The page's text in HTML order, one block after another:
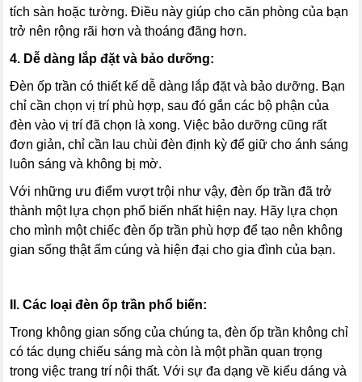
tích sàn hoặc tường. Điều này giúp cho căn phòng của bạn
trở nên rộng rãi hơn và thoáng đãng hơn.
4. Dễ dàng lắp đặt và bảo dưỡng:
Đèn ốp trần có thiết kế dễ dàng lắp đặt và bảo dưỡng. Bạn
chỉ cần chọn vị trí phù hợp, sau đó gắn các bộ phận của
đèn vào vị trí đã chọn là xong. Việc bảo dưỡng cũng rất
đơn giản, chỉ cần lau chùi đèn định kỳ để giữ cho ánh sáng
luôn sáng và không bị mờ.
Với những ưu điểm vượt trội như vậy, đèn ốp trần đã trở
thành một lựa chọn phổ biến nhất hiện nay. Hãy lựa chọn
cho mình một chiếc đèn ốp trần phù hợp để tạo nên không
gian sống thật ấm cúng và hiện đại cho gia đình của bạn.
II. Các loại đèn ốp trần phổ biến:
Trong không gian sống của chúng ta, đèn ốp trần không chỉ
có tác dụng chiếu sáng mà còn là một phần quan trọng
trong việc trang trí nội thất. Với sự đa dạng về kiểu dáng và